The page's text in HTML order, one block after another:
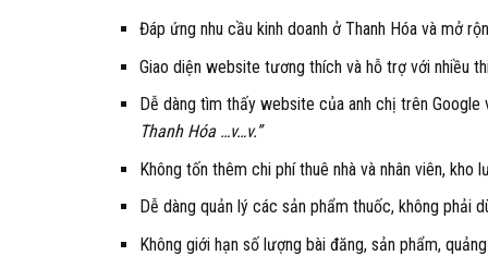
Đáp ứng nhu cầu kinh doanh ở Thanh Hóa và mở
Giao diện website tương thích và hỗ trợ với nhiều
Dễ dàng tìm thấy website của anh chị trên
Thanh Hóa …v…v.”
Không tốn thêm chi phí thuê nhà và nhân viên, kho
Dễ dàng quản lý các sản phẩm thuốc, không phải
Không giới hạn số lượng bài đăng, sản phẩm,